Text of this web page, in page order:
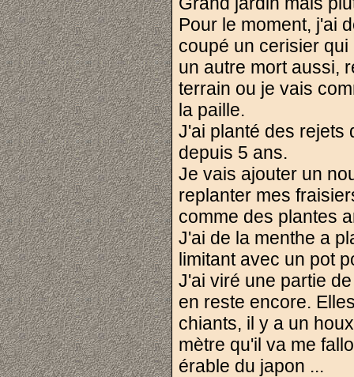
Pour le moment, j'ai
coupé un cerisier
un autre mort aussi,
terrain ou je vais
la paille.
J'ai planté des rejets
depuis 5 ans.
Je vais ajouter un
replanter mes
comme des plantes
J'ai de la menthe a
limitant avec un pot
J'ai viré une partie
en reste encore.
chiants, il y a un
mètre qu'il va me
érable du japon ...